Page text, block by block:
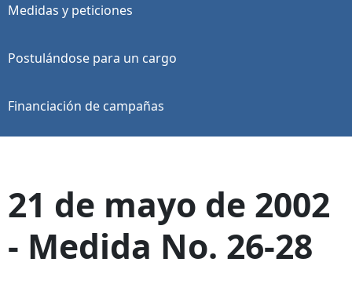
Medidas y peticiones
Postulándose para un cargo
Financiación de campañas
21 de mayo de 2002
- Medida No. 26-28